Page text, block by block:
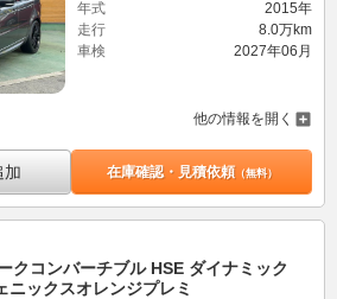
年式
2015年
走行
8.0万km
車検
2027年06月
他の情報を開く
加 在庫確認・見積依頼（無料）
クコンバーチブル HSE ダイナミック
ニックスオレンジプレミ